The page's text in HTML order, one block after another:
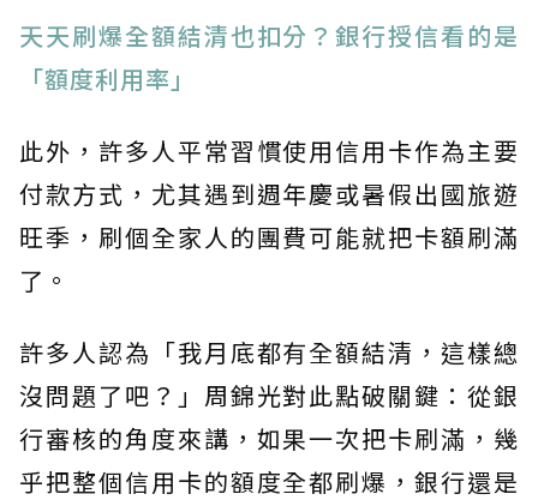
天天刷爆全額結清也扣分？銀行授信看的是
「額度利用率」
此外，許多人平常習慣使用信用卡作為主要
付款方式，尤其遇到週年慶或暑假出國旅遊
旺季，刷個全家人的團費可能就把卡額刷滿
了。
許多人認為「我月底都有全額結清，這樣總
沒問題了吧？」周錦光對此點破關鍵：從銀
行審核的角度來講，如果一次把卡刷滿，幾
乎把整個信用卡的額度全都刷爆，銀行還是